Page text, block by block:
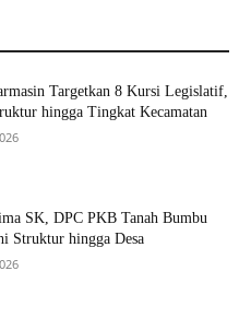
Targetkan 8 Kursi Legislatif,
hingga Tingkat Kecamatan
SK, DPC PKB Tanah Bumbu
Struktur hingga Desa